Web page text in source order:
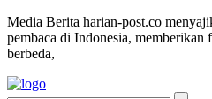
Media Berita harian-post.co
pembaca di Indonesia, memberikan
berbeda,